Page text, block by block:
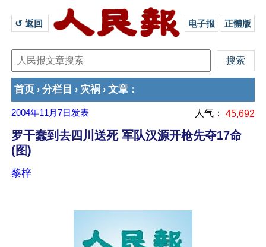
↺ 返回 电子报 正體版
首页 › 分栏目 › 灾祸 › 文章 ：
2004年11月7日 发表 人气： 45,692
罗干蠢到去四川送死 军队汉源开枪先夺17命
(图)
黎梓